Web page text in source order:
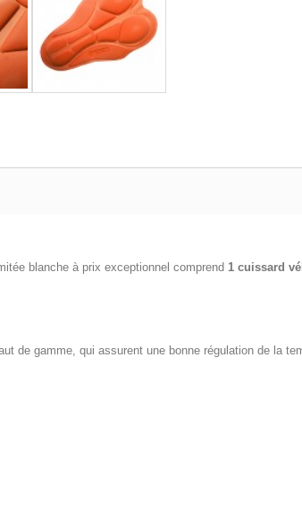
blanche à prix exceptionnel comprend 1 cuissard
de gamme, qui assurent une bonne régulation de la